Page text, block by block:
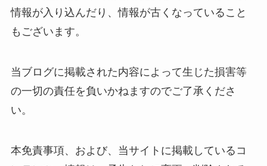
情報が入り込んだり、情報が古くなっていること
もございます。
当ブログに掲載された内容によって生じた損害等
の一切の責任を負いかねますのでご了承くださ
い。
本免責事項、および、当サイトに掲載しているコ